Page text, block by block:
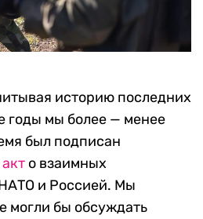
историю последних
годы мы более — менее
был подписан
акт о взаимных
и Россией. Мы
могли бы обсуждать